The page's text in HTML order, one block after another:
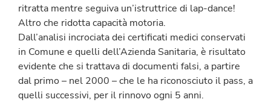
ritratta mentre seguiva un’istruttrice di lap-dance!
Altro che ridotta capacità motoria.
Dall’analisi incrociata dei certificati medici conservati
in Comune e quelli dell’Azienda Sanitaria, è risultato
evidente che si trattava di documenti falsi, a partire
dal primo – nel 2000 – che le ha riconosciuto il pass, a
quelli successivi, per il rinnovo ogni 5 anni.